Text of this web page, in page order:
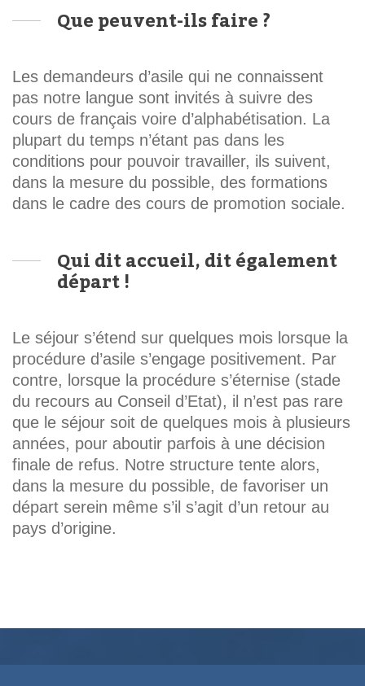
Que peuvent-ils faire ?
Les demandeurs d’asile qui ne connaissent
pas notre langue sont invités à suivre des
cours de français voire d’alphabétisation. La
plupart du temps n’étant pas dans les
conditions pour pouvoir travailler, ils suivent,
dans la mesure du possible, des formations
dans le cadre des cours de promotion sociale.
Qui dit accueil, dit également
départ !
Le séjour s’étend sur quelques mois lorsque la
procédure d’asile s’engage positivement. Par
contre, lorsque la procédure s’éternise (stade
du recours au Conseil d’Etat), il n’est pas rare
que le séjour soit de quelques mois à plusieurs
années, pour aboutir parfois à une décision
finale de refus. Notre structure tente alors,
dans la mesure du possible, de favoriser un
départ serein même s’il s’agit d’un retour au
pays d’origine.